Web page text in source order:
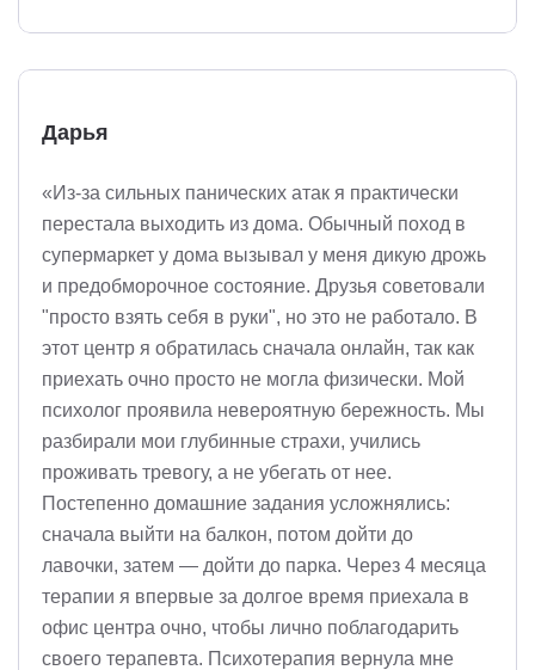
Дарья
«Из-за сильных панических атак я практически
перестала выходить из дома. Обычный поход в
супермаркет у дома вызывал у меня дикую дрожь
и предобморочное состояние. Друзья советовали
"просто взять себя в руки", но это не работало. В
этот центр я обратилась сначала онлайн, так как
приехать очно просто не могла физически. Мой
психолог проявила невероятную бережность. Мы
разбирали мои глубинные страхи, учились
проживать тревогу, а не убегать от нее.
Постепенно домашние задания усложнялись:
сначала выйти на балкон, потом дойти до
лавочки, затем — дойти до парка. Через 4 месяца
терапии я впервые за долгое время приехала в
офис центра очно, чтобы лично поблагодарить
своего терапевта. Психотерапия вернула мне